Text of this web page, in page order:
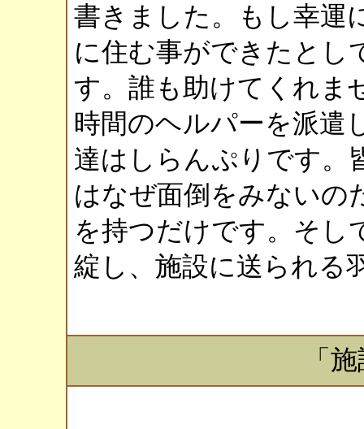
書きました。もし幸運
に住む事ができたとし
す。誰も助けてくれま
時間のヘルパーを派遣
達はしらんぷりです。
はなぜ面倒をみないの
を持つだけです。そし
綻し、施設に送られる
「